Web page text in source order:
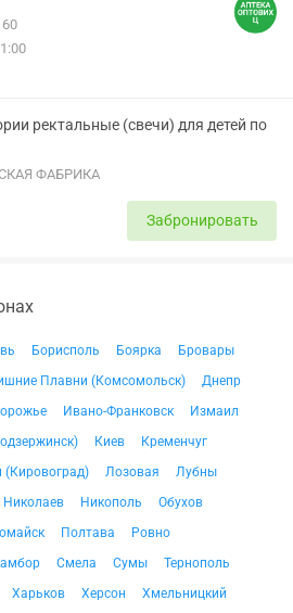
ректальные (свечи) для детей по
ФАБРИКА
Забронировать
Борисполь Боярка
Бровары
Плавни (Комсомольск)
Днепр
Ивано-Франковск
Измаил
Киев
Кременчуг
(Кировоград) Лозовая
Лубны
Николаев Никополь
Обухов
Полтава
Ровно
Смела Сумы
Тернополь
Харьков Херсон
Хмельницкий